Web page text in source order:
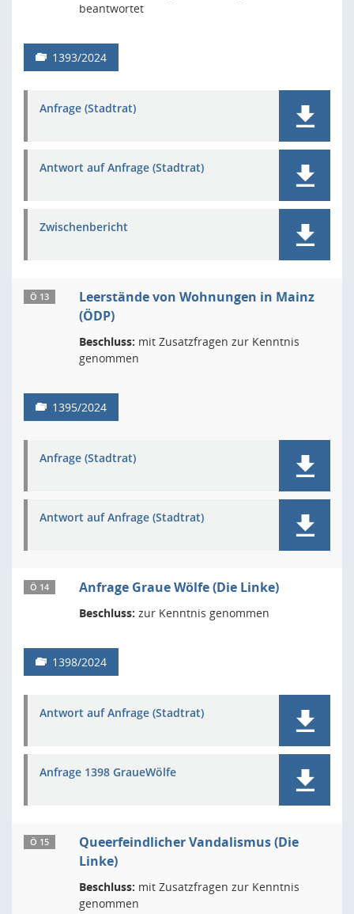
beantwortet
1393/2024
Anfrage (Stadtrat)
Antwort auf Anfrage (Stadtrat)
Zwischenbericht
Ö 13
Leerstände von Wohnungen in Mainz
(ÖDP)
Beschluss: mit Zusatzfragen zur Kenntnis
genommen
1395/2024
Anfrage (Stadtrat)
Antwort auf Anfrage (Stadtrat)
Ö 14 Anfrage Graue Wölfe (Die Linke)
Beschluss: zur Kenntnis genommen
1398/2024
Antwort auf Anfrage (Stadtrat)
Anfrage 1398 GraueWölfe
Ö 15
Queerfeindlicher Vandalismus (Die
Linke)
Beschluss: mit Zusatzfragen zur Kenntnis
genommen